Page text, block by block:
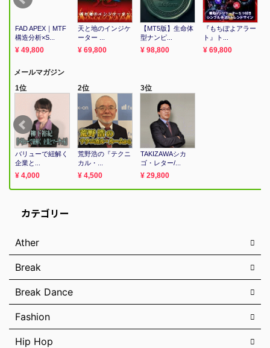
カテゴリー
Ather
Break
Break Dance
Fashion
Hip Hop